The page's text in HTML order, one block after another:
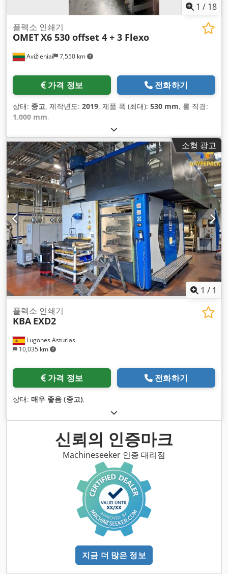
1 / 18
Avižieniai 7,550 km
플렉소 인쇄기
OMETX6 530 offset 4 + 3 Flexo
가격 정보 전화하기
상태: 중고, 제작년도: 2019, 제품 폭 (최대): 530 mm, 롤 직경:
1,000 mm,
소형 광고
1 / 1
Lugones Asturias
10,035 km
플렉소 인쇄기
KBA EXD2
가격 정보 전화하기
상태: 매우 좋음 (중고),
신뢰의 인증마크
Machineseeker 인증 대리점
지금 더 많은 정보